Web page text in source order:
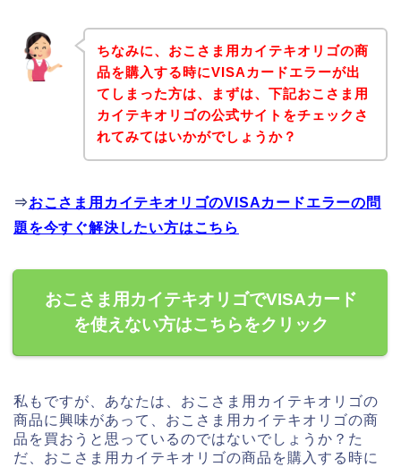
ちなみに、おこさま用カイテキオリゴの商
品を購入する時にVISAカードエラーが出
てしまった方は、まずは、下記おこさま用
カイテキオリゴの公式サイトをチェックさ
れてみてはいかがでしょうか？
⇒おこさま用カイテキオリゴのVISAカードエラーの問
題を今すぐ解決したい方はこちら
おこさま用カイテキオリゴでVISAカード
を使えない方はこちらをクリック
私もですが、あなたは、おこさま用カイテキオリゴの
商品に興味があって、おこさま用カイテキオリゴの商
品を買おうと思っているのではないでしょうか？た
だ、おこさま用カイテキオリゴの商品を購入する時に